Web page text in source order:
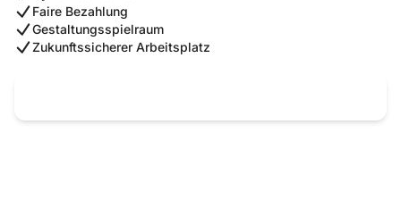
Faire Bezahlung
Gestaltungsspielraum
Zukunftssicherer Arbeitsplatz